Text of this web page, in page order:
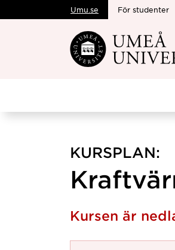
Hoppa direkt till
Umu.se För studenter
KURSPLAN:
Kursen är